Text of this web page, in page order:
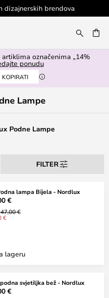
dizajnerskih brendova
označenima „14%
ponudu
KOPIRATI
Lampe
Podne Lampe
FILTER
lampa Bijela - Nordlux
€
€
€
lageru
svjetiljka bež - Nordlux
€